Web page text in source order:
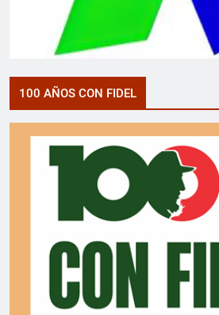
100 AÑOS CON FIDEL